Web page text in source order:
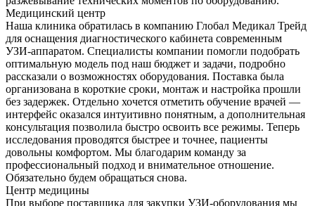
Медицинский центр
Наша клиника обратилась в компанию Глобал Медикал Трейд
для оснащения диагностического кабинета современным
УЗИ-аппаратом. Специалисты компании помогли подобрать
оптимальную модель под наш бюджет и задачи, подробно
рассказали о возможностях оборудования. Поставка была
организована в короткие сроки, монтаж и настройка прошли
без задержек. Отдельно хочется отметить обучение врачей —
интерфейс оказался интуитивно понятным, а дополнительная
консультация позволила быстро освоить все режимы. Теперь
исследования проводятся быстрее и точнее, пациенты
довольны комфортом. Мы благодарим команду за
профессиональный подход и внимательное отношение.
Обязательно будем обращаться снова.
Центр медицины
При выборе поставщика для закупки УЗИ-оборудования мы